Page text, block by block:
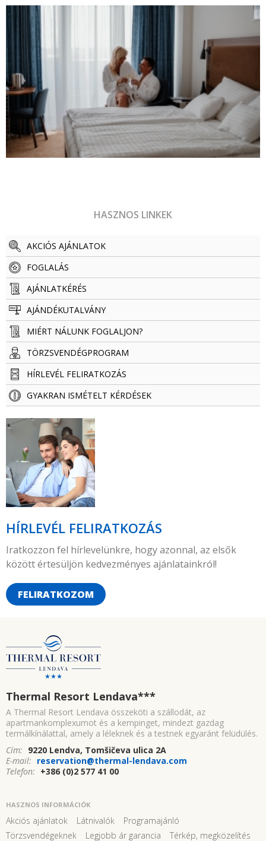
HASZNOS LINKEK
AKCIÓS AJÁNLATOK
FOGLALÁS
AJÁNLATKÉRÉS
AJÁNDÉKUTALVÁNY
MIÉRT NÁLUNK FOGLALJON?
TÖRZSVENDÉG­­­­PROGRAM
HÍRLEVÉL FELIRATKOZÁS
GYAKRAN ISMÉTELT KÉRDÉSEK
HÍRLEVÉL FELIRATKOZÁS
Iratkozzon fel hírlevelünkre, hogy azonnal, az elsők
között értesüljön kedvezményes ajánlatainkról!
FELIRATKOZOM
Thermal Resort Lendava***
A Thermal Resort Lendava összeköti a szállodát, az
apartmankomplexumot és a kempinget, mindezt gazdag
termálkínálattal, amely a léleknek és a testnek egyaránt felüdülés.
Cím: 9220 Lendva, Tomšičeva ulica 2A
E-mail: reservation@thermal-lendava.com
Telefon: +386 (0)2 577 41 00
HASZNOS INFORMÁCIÓK
Akciós ajánlatok Látnivalók
Programajánló
Törzsvendégeknek
Legjobb ár garancia Térkép, megközelítés